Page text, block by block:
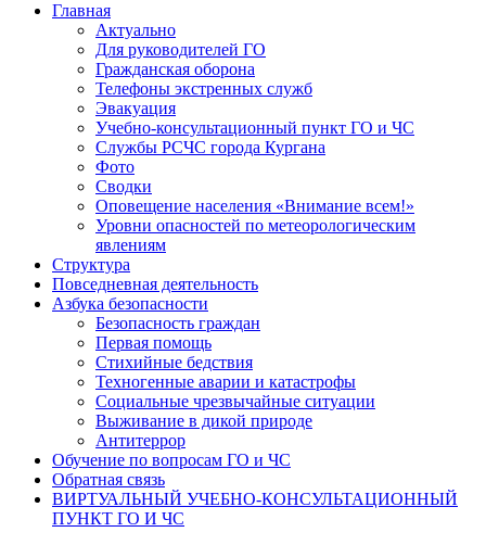
Главная
Актуально
Для руководителей ГО
Гражданская оборона
Телефоны экстренных служб
Эвакуация
Учебно-консультационный пункт ГО и ЧС
Службы РСЧС города Кургана
Фото
Сводки
Оповещение населения «Внимание всем!»
Уровни опасностей по метеорологическим
явлениям
Структура
Повседневная деятельность
Азбука безопасности
Безопасность граждан
Первая помощь
Стихийные бедствия
Техногенные аварии и катастрофы
Социальные чрезвычайные ситуации
Выживание в дикой природе
Антитеррор
Обучение по вопросам ГО и ЧС
Обратная связь
ВИРТУАЛЬНЫЙ УЧЕБНО-КОНСУЛЬТАЦИОННЫЙ
ПУНКТ ГО И ЧС